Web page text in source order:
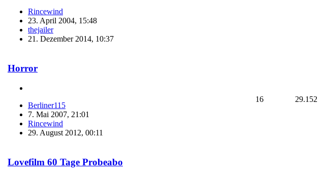
Rincewind
23. April 2004, 15:48
thejailer
21. Dezember 2014, 10:37
Horror
Berliner115
7. Mai 2007, 21:01
Rincewind
29. August 2012, 00:11
16 29.152
Lovefilm 60 Tage Probeabo